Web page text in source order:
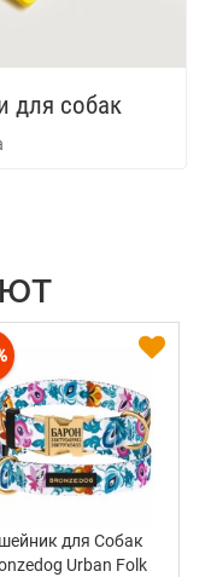
для собак
для Собак
Urban Folk